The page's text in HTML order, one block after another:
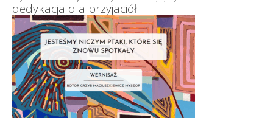
dedykacja dla przyjaciół